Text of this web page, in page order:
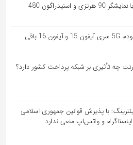
گوشی اقتصادی آنر پلی 6C با نمایشگر 90 هرتزی و اسنپدراگون 480
کوالکام احتمالا تامین‌کننده مودم 5G سری آیفون 15 و آیفون 16 باقی
چه تأثیری بر شبکه پرداخت کشور دارد؟
با پذیرش قوانین جمهوری اسلامی
و واتس‌اپ منعی ندارد